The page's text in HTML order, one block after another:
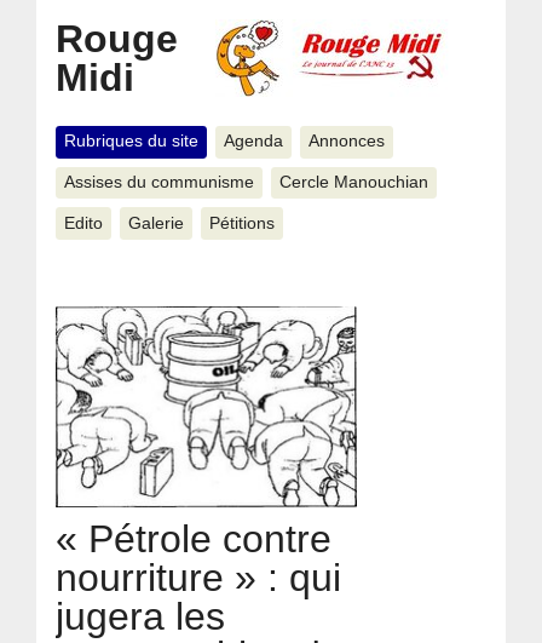
Rouge
Midi
Rubriques du site Agenda Annonces
Assises du communisme Cercle Manouchian
Edito Galerie Pétitions
« Pétrole contre
nourriture » : qui
jugera les